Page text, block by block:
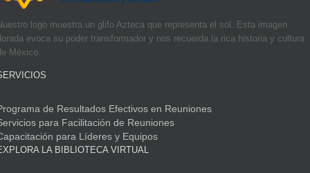
logo muestra un glifo Azteca que representa el sol. Esta imagen
evoca su poder transformador y nos recuerda la rica historia y cultura
México.
de Resultados Efectivos en Reuniones
para Facilitación de Reuniones
para Líderes y Equipos
LA BIBLIOTECA VIRTUAL